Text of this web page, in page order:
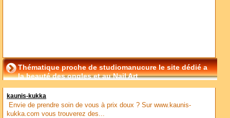
Thématique proche de studiomanucure le site dédié a
la beauté des ongles et au Nail Art
kaunis-kukka
Envie de prendre soin de vous à prix doux ? Sur www.kaunis-
kukka.com vous trouverez des...